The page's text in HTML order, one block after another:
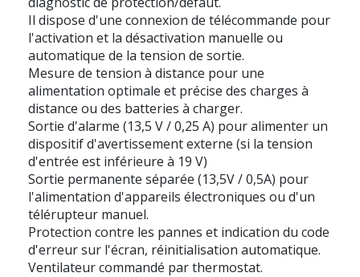
Il dispose d'une connexion de télécommande pour
l'activation et la désactivation manuelle ou
automatique de la tension de sortie.
Mesure de tension à distance pour une
alimentation optimale et précise des charges à
distance ou des batteries à charger.
Sortie d'alarme (13,5 V / 0,25 A) pour alimenter un
dispositif d'avertissement externe (si la tension
d'entrée est inférieure à 19 V)
Sortie permanente séparée (13,5V / 0,5A) pour
l'alimentation d'appareils électroniques ou d'un
télérupteur manuel.
Protection contre les pannes et indication du code
d'erreur sur l'écran, réinitialisation automatique.
Ventilateur commandé par thermostat.